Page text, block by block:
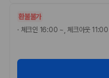
가족 여행, 짐이 많은
량 연식을 함께 비교하
단체 여행이나 4인 이
험 조건을 함께 확인해
환불불가
· 체크인 16:00 ~, 체크아웃 11:00